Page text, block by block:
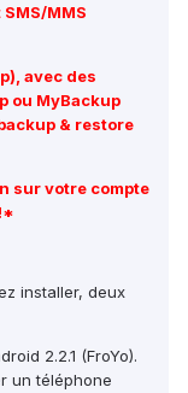
MMS
avec des
ou MyBackup
& restore
sur votre compte
installer, deux
2.2.1 (FroYo).
un téléphone